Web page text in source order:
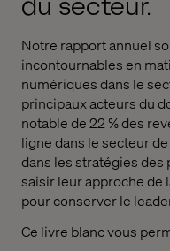
du secteur.
Notre rapport annuel
incontournables en
numériques dans le
principaux acteurs du
notable de 22 % des
ligne dans le secteur
dans les stratégies
saisir leur approche de
pour conserver le
Ce livre blanc vous